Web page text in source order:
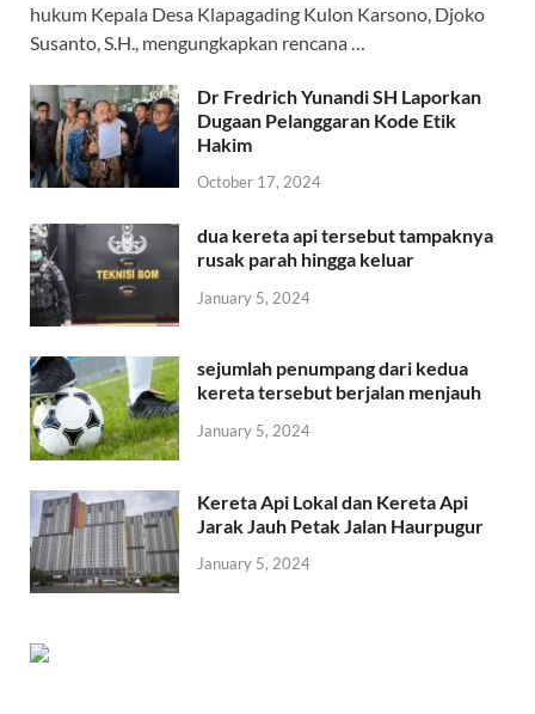
hukum Kepala Desa Klapagading Kulon Karsono, Djoko
Susanto, S.H., mengungkapkan rencana …
Dr Fredrich Yunandi SH Laporkan
Dugaan Pelanggaran Kode Etik
Hakim
October 17, 2024
dua kereta api tersebut tampaknya
rusak parah hingga keluar
January 5, 2024
sejumlah penumpang dari kedua
kereta tersebut berjalan menjauh
January 5, 2024
Kereta Api Lokal dan Kereta Api
Jarak Jauh Petak Jalan Haurpugur
January 5, 2024